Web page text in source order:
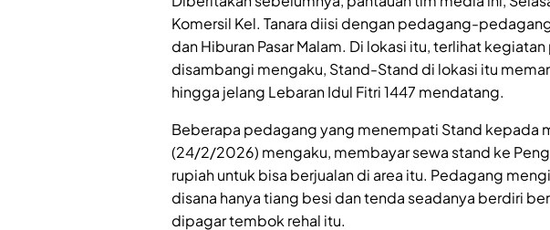
Komersil Kel. Tanara diisi dengan pedagang-
dan Hiburan Pasar Malam. Di lokasi itu, terlihat
disambangi mengaku, Stand-Stand di lokasi itu
hingga jelang Lebaran Idul Fitri 1447 mendatang.
Beberapa pedagang yang menempati Stand kepada
(24/2/2026) mengaku, membayar sewa stand ke
rupiah untuk bisa berjualan di area itu. Pedagang
disana hanya tiang besi dan tenda seadanya berdiri
dipagar tembok rehal itu.